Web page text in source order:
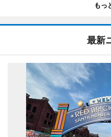
もっ
最新